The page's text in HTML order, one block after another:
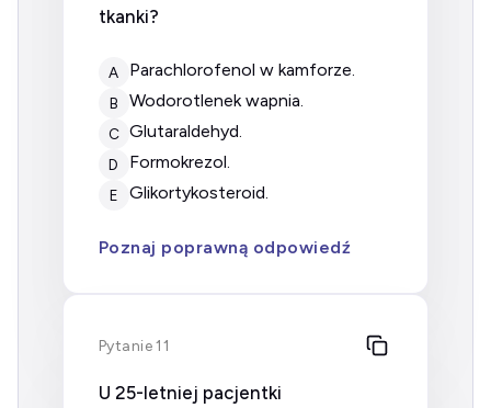
tkanki?
A parachlorofenol w kamforze.
B wodorotlenek wapnia.
C glutaraldehyd.
D formokrezol.
E glikortykosteroid.
Poznaj poprawną odpowiedź
Pytanie 11
U 25-letniej pacjentki